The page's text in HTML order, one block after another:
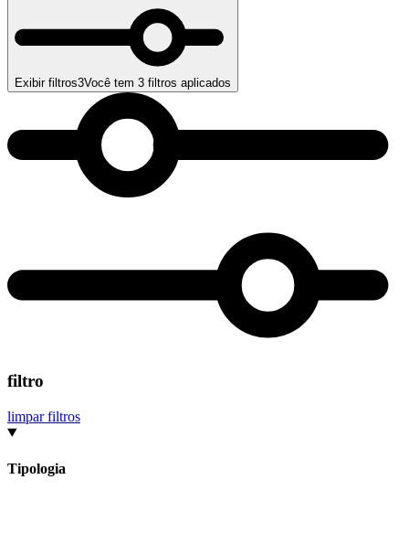
Exibir filtros3Você tem 3 filtros aplicados
filtro
limpar filtros
Tipologia